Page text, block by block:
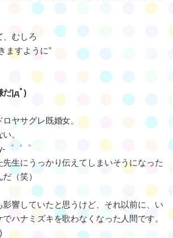
、むしろ
ますように”
だ|дﾟ)
ロヤサグレ既婚女。
。
゜゜゜
先生にうっかり伝えてしまいそうになった
（笑）
影響していたと思うけど、それ以前に、い
ハナミズキを歌わなくなった人間です。